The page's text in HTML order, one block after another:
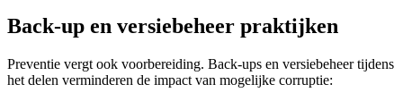
Back-up en versiebeheer praktijken
Preventie vergt ook voorbereiding. Back-ups en versiebeheer tijdens
het delen verminderen de impact van mogelijke corruptie: